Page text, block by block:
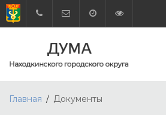
Главная Документы